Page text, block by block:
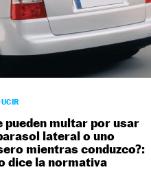
pueden multar por usar
lateral o uno
mientras conduzco?:
dice la normativa